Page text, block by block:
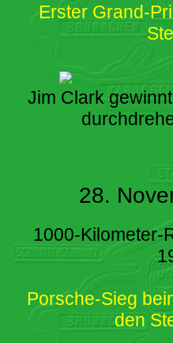
Erster Grand-
Jim Clark
28.
1000-Kilometer-
Porsche-Sieg
den